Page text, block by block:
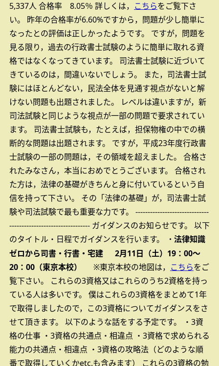
5,337人 合格率 8.05％ 詳しくは， こちらをご覧下さ
い。
昨年の合格率が6.60%ですから，問題が少し簡単に
なったとの評価は正しかったようです。
ですが，問題を
見る限り，過去の行政書士試験のように簡単に取れる資
格ではなくなってきています。
司法書士試験に近づいて
きているのは，間違いないでしょう。
また，司法書士試
験にはほとんどない，民法全体を見通す視点がないと解
けない問題も出題されました。
レベルは違いますが，新
司法試験と同じような視点が一部の問題で要求されてい
ます。
司法書士試験も，たとえば，担保物権の中での横
断的な問題は出題されます。
ですが，平成23年度行政書
士試験の一部の問題は，その領域を超えました。
合格さ
れたみなさん，本当におめでとうございます。
合格され
た方は，法律の基礎がきちんと身に付いているという自
信を持って下さい。
その「法律の基礎」が，司法書士試
験や司法試験で最も重要な力です。
------------------------------
--------------------------------- ガイダンスのお知らせです。
以下
のタイトル・日程でガイダンスを行います。
・ 法律知識
ゼロから司書・行書・宅建 2月11日（土）19：00～
20：00（東京本校）
※東京本校の地図は， こちらをご
覧下さい。
これらの3資格又はこれらのうち2資格を持っ
ている人は多いです。
僕はこれらの3資格をまとめて1年
で取得しましたので，この3資格についてガイダンスをさ
せて頂きます。
以下のような話をする予定です。
・3資
格の仕事 ・3資格の共通点・相違点 ・3資格で求められる
能力の共通点・相違点 ・3資格の攻略法（どのような順
番で取得していくかetc.も含みます）
これらの3資格の勉